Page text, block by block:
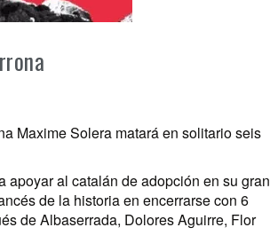
Maxime Solera matará en solitario seis
apoyar al catalán de adopción en su gran
de la historia en encerrarse con 6
de Albaserrada, Dolores Aguirre, Flor